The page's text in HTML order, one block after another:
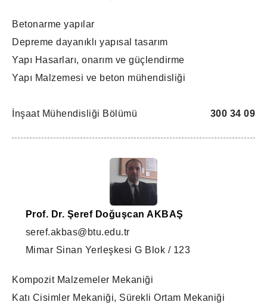
Betonarme yapılar
Depreme dayanıklı yapısal tasarım
Yapı Hasarları, onarım ve güçlendirme
Yapı Malzemesi ve beton mühendisliği
300 34 09
İnşaat Mühendisliği Bölümü
Prof. Dr. Şeref Doğuşcan AKBAŞ
seref.akbas@btu.edu.tr
Mimar Sinan Yerleşkesi G Blok / 123
Kompozit Malzemeler Mekaniği
Katı Cisimler Mekaniği, Sürekli Ortam Mekaniği